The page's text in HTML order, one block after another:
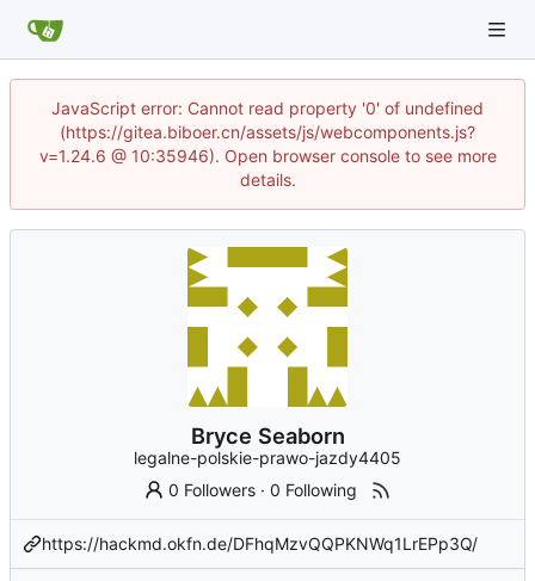
JavaScript error: Cannot read property '0' of undefined
(https://gitea.biboer.cn/assets/js/webcomponents.js?
v=1.24.6 @ 10:35946). Open browser console to see more
details.
Bryce Seaborn
legalne-polskie-prawo-jazdy4405
0 Followers ·0 Following
https://hackmd.okfn.de/DFhqMzvQQPKNWq1LrEPp3Q/